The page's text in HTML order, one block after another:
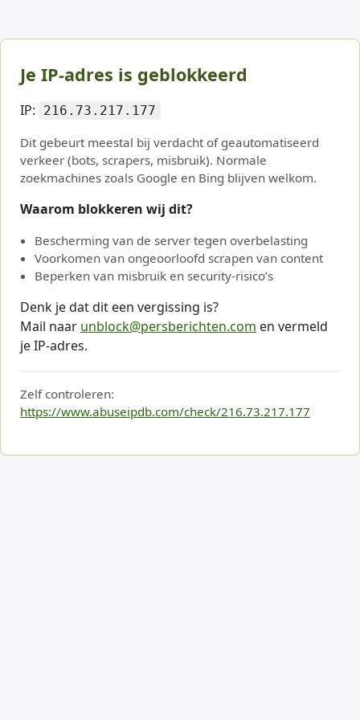
Je IP-adres is geblokkeerd
IP: 216.73.217.177
Dit gebeurt meestal bij verdacht of geautomatiseerd
verkeer (bots, scrapers, misbruik). Normale
zoekmachines zoals Google en Bing blijven welkom.
Waarom blokkeren wij dit?
Bescherming van de server tegen overbelasting
Voorkomen van ongeoorloofd scrapen van content
Beperken van misbruik en security-risico’s
Denk je dat dit een vergissing is?
Mail naar unblock@persberichten.com en vermeld
je IP-adres.
Zelf controleren:
https://www.abuseipdb.com/check/216.73.217.177